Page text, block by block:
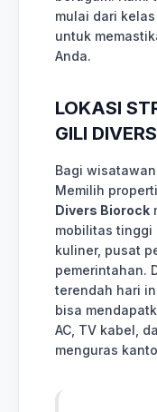
mulai dari
untuk
Anda.
LOKASI
GILI
Bagi
Memilih
Divers Biorock
mobilitas tinggi
kuliner, pusat
pemerintahan.
terendah hari
bisa
AC, TV kabel,
menguras